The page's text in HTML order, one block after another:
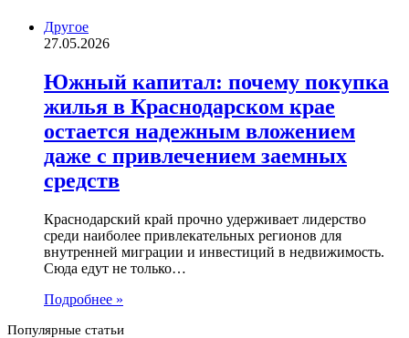
Другое
27.05.2026
Южный капитал: почему покупка
жилья в Краснодарском крае
остается надежным вложением
даже с привлечением заемных
средств
Краснодарский край прочно удерживает лидерство
среди наиболее привлекательных регионов для
внутренней миграции и инвестиций в недвижимость.
Сюда едут не только…
Подробнее »
Популярные статьи